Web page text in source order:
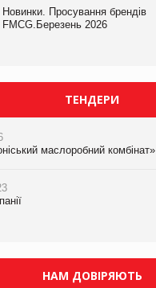
Новинки. Просування брендів
FMCG.Березень 2026
ТЕНДЕРИ
маслоробний комбінат»
НАМ ДОВІРЯЮТЬ